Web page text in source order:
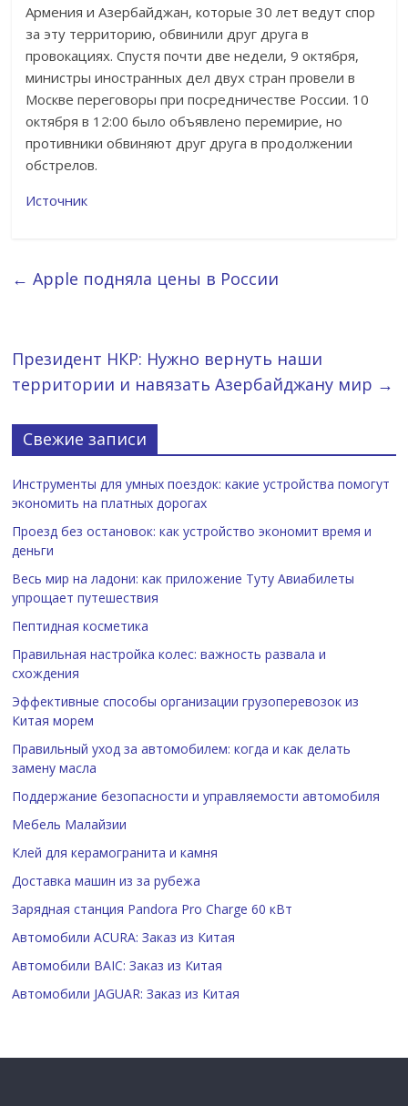
Армения и Азербайджан, которые 30 лет ведут спор
за эту территорию, обвинили друг друга в
провокациях. Спустя почти две недели, 9 октября,
министры иностранных дел двух стран провели в
Москве переговоры при посредничестве России. 10
октября в 12:00 было объявлено перемирие, но
противники обвиняют друг друга в продолжении
обстрелов.
Источник
← Apple подняла цены в России
Президент НКР: Нужно вернуть наши
территории и навязать Азербайджану мир →
Свежие записи
Инструменты для умных поездок: какие устройства помогут
экономить на платных дорогах
Проезд без остановок: как устройство экономит время и
деньги
Весь мир на ладони: как приложение Туту Авиабилеты
упрощает путешествия
Пептидная косметика
Правильная настройка колес: важность развала и
схождения
Эффективные способы организации грузоперевозок из
Китая морем
Правильный уход за автомобилем: когда и как делать
замену масла
Поддержание безопасности и управляемости автомобиля
Мебель Малайзии
Клей для керамогранита и камня
Доставка машин из за рубежа
Зарядная станция Pandora Pro Charge 60 кВт
Автомобили ACURA: Заказ из Китая
Автомобили BAIC: Заказ из Китая
Автомобили JAGUAR: Заказ из Китая